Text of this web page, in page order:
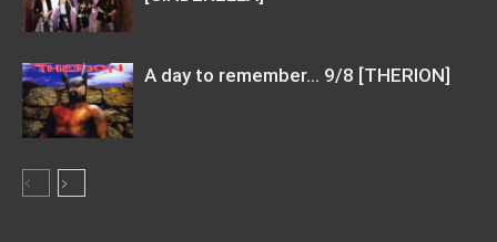
A day to remember… 9/8 [THERION]